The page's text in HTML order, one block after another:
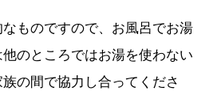
ものですので、お風呂でお湯
のところではお湯を使わない
の間で協力し合ってくださ